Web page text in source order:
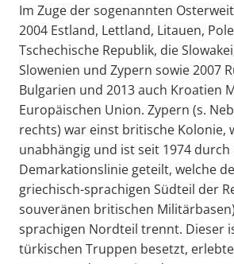
Im Zuge der sogenannten
2004 Estland, Lettland, Litauen,
Tschechische Republik, die
Slowenien und Zypern sowie 2007
Bulgarien und 2013 auch Kroatien
Europäischen Union. Zypern (s.
rechts) war einst britische Kolonie,
unabhängig und ist seit 1974 durch
Demarkationslinie geteilt, welche
griechisch-sprachigen Südteil der
souveränen britischen
sprachigen Nordteil trennt. Dieser
türkischen Truppen besetzt,